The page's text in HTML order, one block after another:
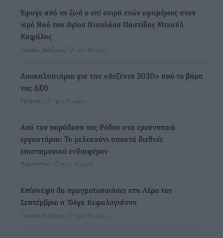
Έφυγε από τη ζωή ο επί σειρά ετών εφημέριος στον
ιερό Ναό του Αγίου Νικολάου Παστίδας Μιχαήλ
Καψάλης
Τοπικές Ειδήσεις πριν 13 ώρες
Αποκαλυπτήρια για την «Ατζέντα 2030» από το βήμα
της ΔΕΘ
Ειδήσεις πριν 15 ώρες
Από την παράδοση της Ρόδου στα ερευνητικά
εργαστήρια: Το μελεκούνι αποκτά διεθνές
επιστημονικό ενδιαφέρον
Πολιτιστικά πριν 16 ώρες
Επίσκεψη θα πραγματοποιήσει στη Λέρο τον
Σεπτέμβριο η Όλγα Κεφαλογιάννη
Τοπικές Ειδήσεις πριν 16 ώρες